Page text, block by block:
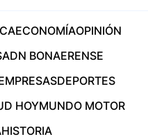
ECONOMÍAOPINIÓN
ADN BONAERENSE
DEPORTES
HOYMUNDO MOTOR
HISTORIA